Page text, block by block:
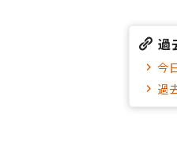
過
今
過